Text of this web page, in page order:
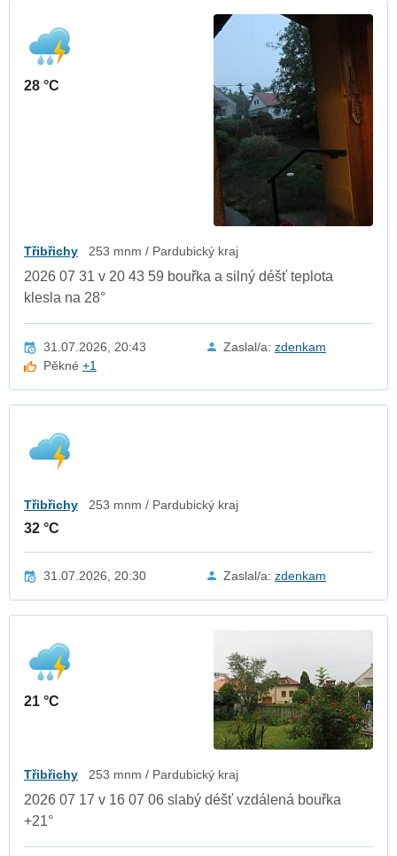
28 °C
Třibřichy 253 mnm / Pardubický kraj
2026 07 31 v 20 43 59 bouřka a silný déšť teplota
klesla na 28°
31.07.2026, 20:43 Zaslal/a: zdenkam
Pěkné+1
Třibřichy 253 mnm / Pardubický kraj
32 °C
31.07.2026, 20:30 Zaslal/a: zdenkam
21 °C
Třibřichy 253 mnm / Pardubický kraj
2026 07 17 v 16 07 06 slabý déšť vzdálená bouřka
+21°